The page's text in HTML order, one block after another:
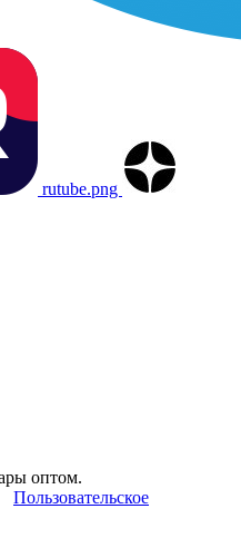
rutube.png
оптом.
Пользовательское